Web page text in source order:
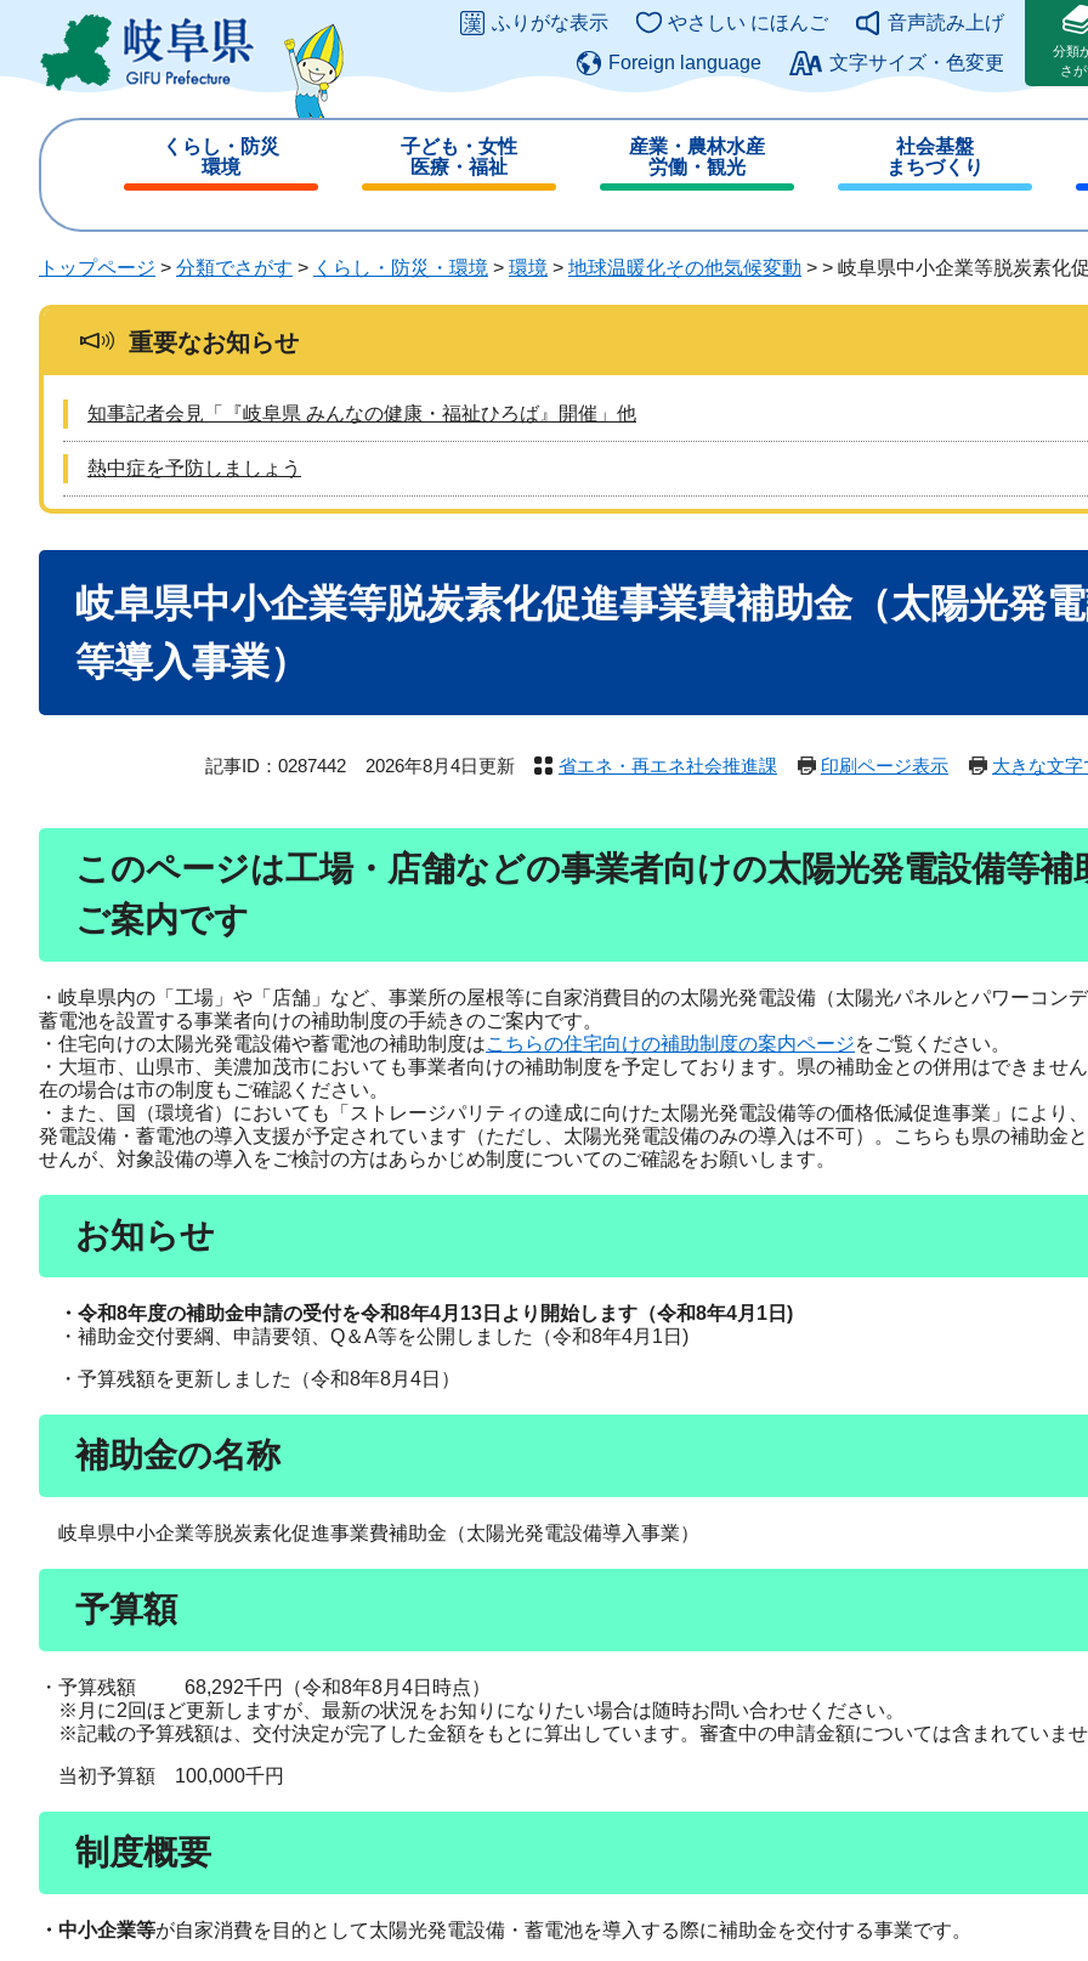
ジ
ュ
このページの本文へ
ふりがな表示 やさしい にほんご
音声読み上げ
Foreign language
文字サイズ・色変更
分類
さ
くらし・防災
環境
じ
子ども・女性
医療・福祉
じ
産業・農林水産
労働・観光
じ
る
社会基盤
まちづくり
じ
る
トップページ > 分類でさがす > くらし・防災・環境 > 環境 > 地球温暖化その他気候変動 > > 岐阜県中小企業等脱炭素化
重要なお知らせ
知事記者会見「『岐阜県 みんなの健康・福祉ひろば』開催」他
熱中症を予防しましょう
岐阜県中小企業等脱炭素化促進事業費補助金（太陽光発
等導入事業）
記事ID：0287442 2026年8月4日更新 省エネ・再エネ社会推進課 印刷ページ表示 大きな文
このページは工場・店舗などの事業者向けの太陽光発電設備等補
ご案内です
・岐阜県内の「工場」や「店舗」など、事業所の屋根等に自家消費目的の太陽光発電設備（太陽光パネルとパワーコン
蓄電池を設置する事業者向けの補助制度の手続きのご案内です。
・住宅向けの太陽光発電設備や蓄電池の補助制度はこちらの住宅向けの補助制度の案内ページをご覧ください。
・大垣市、山県市、美濃加茂市においても事業者向けの補助制度を予定しております。県の補助金との併用はできませ
在の場合は市の制度もご確認ください。
・また、国（環境省）においても「ストレージパリティの達成に向けた太陽光発電設備等の価格低減促進事業」により
発電設備・蓄電池の導入支援が予定されています（ただし、太陽光発電設備のみの導入は不可）。こちらも県の補助金
せんが、対象設備の導入をご検討の方はあらかじめ制度についてのご確認をお願いします。
お知らせ
・令和8年度の補助金申請の受付を令和8年4月13日より開始します（令和8年4月1日)
・補助金交付要綱、申請要領、Q＆A等を公開しました（令和8年4月1日)​
・予算残額を更新しました（令和8年8月4日）
補助金の名称
岐阜県中小企業等脱炭素化促進事業費補助金（太陽光発電設備導入事業）
予算額
・予算残額 68,292千円（令和8年8月4日時点）
※月に2回ほど更新しますが、最新の状況をお知りになりたい場合は随時お問い合わせください。
※記載の予算残額は、交付決定が完了した金額をもとに算出しています。審査中の申請金額については含まれていま
当初予算額 100,000千円
制度概要
・中小企業等が自家消費を目的として太陽光発電設備・蓄電池を導入する際に補助金を交付する事業です。